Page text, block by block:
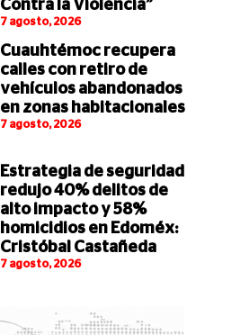
Contra la Violencia”
7 agosto, 2026
Cuauhtémoc recupera
calles con retiro de
vehículos abandonados
en zonas habitacionales
7 agosto, 2026
Estrategia de seguridad
redujo 40% delitos de
alto impacto y 58%
homicidios en Edoméx:
Cristóbal Castañeda
7 agosto, 2026